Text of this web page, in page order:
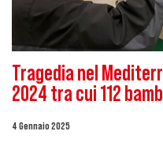
Tragedia nel
2024 tra cui 112
4 Gennaio 2025